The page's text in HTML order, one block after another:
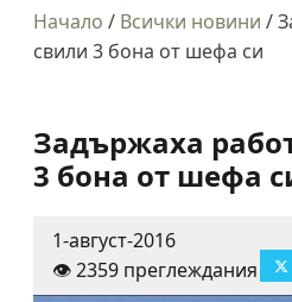
Начало / Всички новини /
свили 3 бона от шефа си
Задържаха
3 бона от шефа
1-август-2016
👁️ 2359 преглеждания